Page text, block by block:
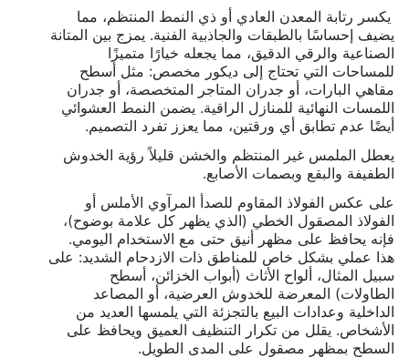
يكسر رتابة المعدن العادي أو ذي النمط المنتظم، مما
يضيف إحساسًا بالطبقات والجاذبية الفنية. يمزج بين المتانة
الصناعية والرقي الدقيق، مما يجعله خيارًا متميزًا
للمساحات التي تحتاج إلى ديكور مخصص: مثل أسطح
مقاهي البارات، أو جدران المتاجر المتخصصة، أو جدران
اللمسات النهائية للمنازل الراقية. يضمن النمط العشوائي
أيضًا عدم تطابق أي ورقتين، مما يعزز تفرد التصميم.
يعطل الملمس غير المنتظم والخشن قليلاً رؤية الخدوش
الطفيفة والبقع وبصمات الأصابع.
على عكس الفولاذ المقاوم للصدأ المرآوي الأملس أو
الفولاذ المصقول الخطي (الذي يظهر كل علامة بوضوح)،
فإنه يحافظ على مظهر أنيق حتى مع الاستخدام اليومي.
هذا عملي بشكل خاص للمناطق ذات الازدحام الشديد: على
سبيل المثال، ألواح الأثاث (أبواب الخزائن، أسطح
الطاولات) المعرضة للخدوش العرضية، أو المصاعد
الداخلية وعدادات البيع بالتجزئة التي يلمسها العديد من
الأشخاص. يقلل من تكرار التنظيف العميق ويحافظ على
السطح بمظهر مصقول على المدى الطويل.